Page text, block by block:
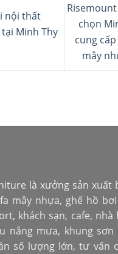
nội thất
Minh Thy
chọn
cung
mây
là xưởng sản xuất
mây nhựa, ghế hồ
khách sạn, cafe, nhà
nắng mưa, khung
số lượng lớn, tư vấn